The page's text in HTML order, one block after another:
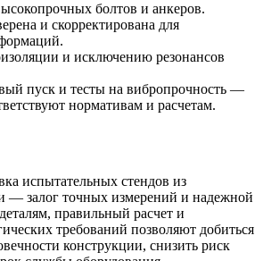
болтов и анкеров.
и скорректирована для
и исключению резонансов
пуск и тесты на вибропрочность —
нормативам и расчетам.
испытательных стендов из
— залог точных измерений и надежной
правильный расчет и
требований позволяют добиться
конструкции, снизить риск